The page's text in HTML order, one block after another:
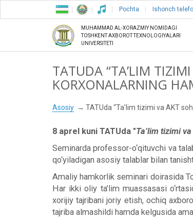
Pochta Ishonch
MUHAMMAD AL-XORAZMIY NOMIDAGI
TOSHKENT AXBOROT TEXNOLOGIYALARI
UNIVERSITETI
TATUDA “TA’LIM
KORXONALARNING
Asosiy TATUda “Ta’lim tizimi va AKT
8 aprel kuni TATUda "Ta’lim tizimi
Seminarda professor-o‘qituvchi va
qo‘yiladigan asosiy talablar bilan
Amaliy hamkorlik seminari doirasida
Har ikki oliy ta’lim muassasasi
xorijiy tajribani joriy etish, ochiq
tajriba almashildi hamda kelgusida